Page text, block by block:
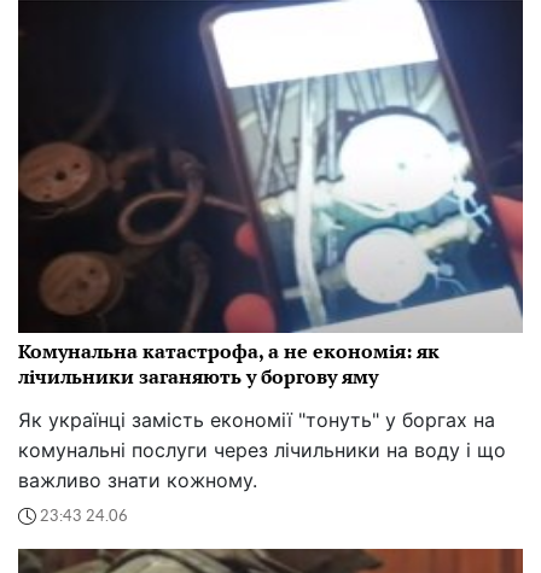
Комунальна катастрофа, а не економія: як
лічильники заганяють у боргову яму
Як українці замість економії "тонуть" у боргах на
комунальні послуги через лічильники на воду і що
важливо знати кожному.
23:43 24.06